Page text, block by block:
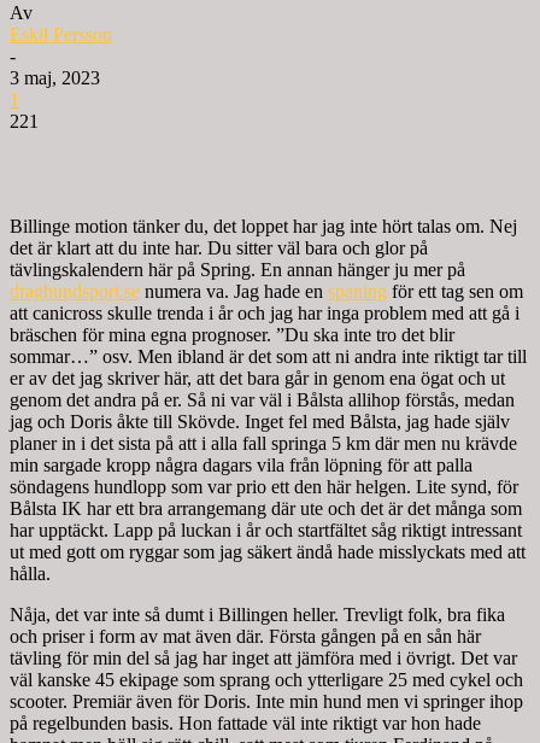
Av
Eskil Persson
-
3 maj, 2023
1
221
Billinge motion tänker du, det loppet har jag inte hört talas om. Nej
det är klart att du inte har. Du sitter väl bara och glor på
tävlingskalendern här på Spring. En annan hänger ju mer på
draghundsport.se numera va. Jag hade en spaning för ett tag sen om
att canicross skulle trenda i år och jag har inga problem med att gå i
bräschen för mina egna prognoser. ”Du ska inte tro det blir
sommar…” osv. Men ibland är det som att ni andra inte riktigt tar till
er av det jag skriver här, att det bara går in genom ena ögat och ut
genom det andra på er. Så ni var väl i Bålsta allihop förstås, medan
jag och Doris åkte till Skövde. Inget fel med Bålsta, jag hade själv
planer in i det sista på att i alla fall springa 5 km där men nu krävde
min sargade kropp några dagars vila från löpning för att palla
söndagens hundlopp som var prio ett den här helgen. Lite synd, för
Bålsta IK har ett bra arrangemang där ute och det är det många som
har upptäckt. Lapp på luckan i år och startfältet såg riktigt intressant
ut med gott om ryggar som jag säkert ändå hade misslyckats med att
hålla.
Nåja, det var inte så dumt i Billingen heller. Trevligt folk, bra fika
och priser i form av mat även där. Första gången på en sån här
tävling för min del så jag har inget att jämföra med i övrigt. Det var
väl kanske 45 ekipage som sprang och ytterligare 25 med cykel och
scooter. Premiär även för Doris. Inte min hund men vi springer ihop
på regelbunden basis. Hon fattade väl inte riktigt var hon hade